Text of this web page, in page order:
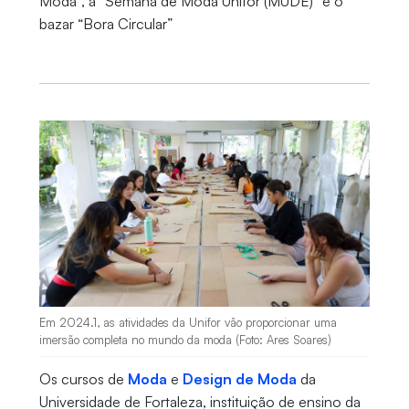
bazar “Bora Circular”
Em 2024.1, as atividades da Unifor vão proporcionar uma
imersão completa no mundo da moda (Foto: Ares Soares)
Os cursos de Moda e Design de Moda da
Universidade de Fortaleza, instituição de ensino da